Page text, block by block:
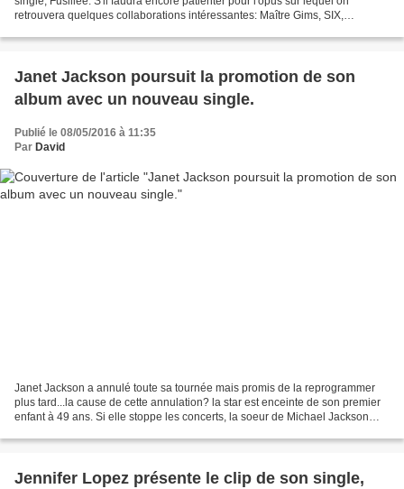
retrouvera quelques collaborations intéressantes: Maître Gims, SIX,
Janet Jackson poursuit la promotion de son
album avec un nouveau single.
Publié le 08/05/2016 à 11:35
Par David
Janet Jackson a annulé toute sa tournée mais promis de la reprogrammer
plus tard...la cause de cette annulation? la star est enceinte de son premier
enfant à 49 ans. Si elle stoppe les concerts, la soeur de Michael Jackson
Jennifer Lopez présente le clip de son single,